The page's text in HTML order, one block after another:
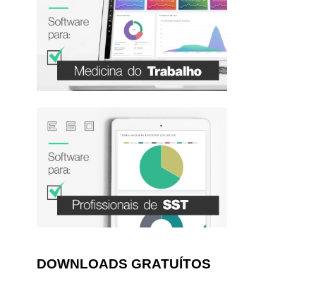
DOWNLOADS GRATUÍTOS